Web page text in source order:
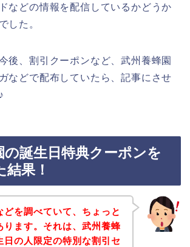
などの情報を配信しているかどうか
した。
後、割引クーポンなど、武州養蜂園
などで配布していたら、記事にさせ
の誕生日特典クーポンを
果！
どを調べていて、ちょっと
ります。それは、武州養蜂
日の人限定の特別な割引セ